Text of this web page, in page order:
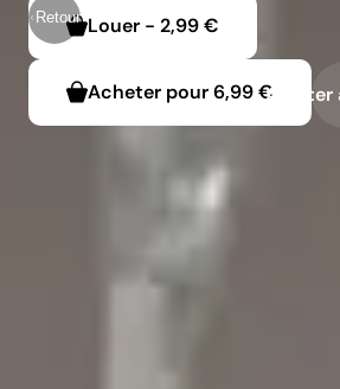
Retour Louer - 2,99 €
Acheter pour6,99 €Ajouter